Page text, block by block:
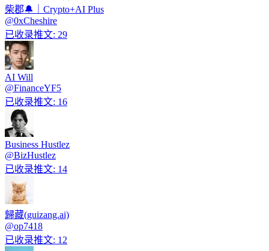
柴郡🔔｜Crypto+AI Plus
@0xCheshire
已收录推文: 29
AI Will
@FinanceYF5
已收录推文: 16
Business Hustlez
@BizHustlez
已收录推文: 14
歸藏(guizang.ai)
@op7418
已收录推文: 12